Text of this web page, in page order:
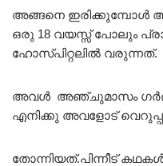
അങ്ങനെ ഇരിക്കുമ്പോൾ
ഒരു 18 വയസ്സ് പോലും
ഹോസ്പിറ്റലിൽ വരുന്നത്.
അവൾ അഞ്ചുമാസം
എനിക്കു അവളോട്‌
തോന്നിയത്.പിന്നീട്